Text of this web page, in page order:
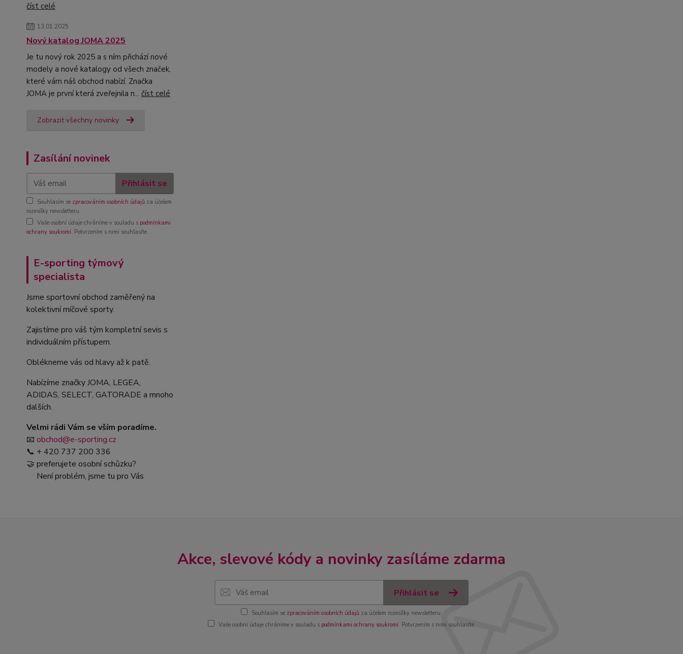
číst celé
13.01.2025
Nový katalog JOMA 2025
Je tu nový rok 2025 a s ním přichází nové
modely a nové katalogy od všech značek,
které vám náš obchod nabízí. Značka
JOMA je první která zveřejnila n... číst celé
Zobrazit všechny novinky
Zasílání novinek
Přihlásit se
Souhlasím se zpracováním osobních údajů za účelem
rozesílky newsletteru.
Vaše osobní údaje chráníme v souladu s podmínkami
ochrany soukromí. Potvrzením s nimi souhlasíte.
E-sporting týmový
specialista
Jsme sportovní obchod zaměřený na
kolektivní míčové sporty.
Zajistíme pro váš tým kompletní sevis s
individuálním přístupem.
Oblékneme vás od hlavy až k patě.
Nabízíme značky JOMA, LEGEA,
ADIDAS, SELECT, GATORADE a mnoho
dalších.
Velmi rádi Vám se vším poradíme.
📧 obchod@e-sporting.cz
📞 + 420 737 200 336
🤝 preferujete osobní schůzku?
Není problém, jsme tu pro Vás
Akce, slevové kódy a novinky zasíláme zdarma
Přihlásit se
Souhlasím se zpracováním osobních údajů za účelem rozesílky newsletteru.
Vaše osobní údaje chráníme v souladu s podmínkami ochrany soukromí. Potvrzením s nimi souhlasíte.